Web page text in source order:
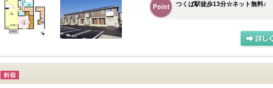
つくば駅徒歩13分☆ネット無料♪